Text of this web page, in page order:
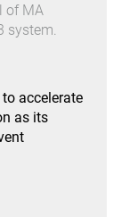
of MA
system.
accelerate
as its